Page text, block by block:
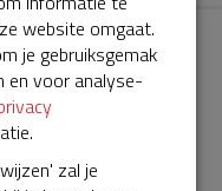
website omgaat.
je gebruiksgemak
en voor analyse-
zal je